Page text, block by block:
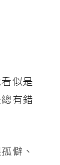
似是
有錯
僻、